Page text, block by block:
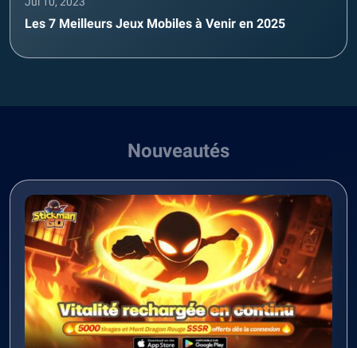
Les 7 Meilleurs Jeux Mobiles à Venir en 2025
Nouveautés